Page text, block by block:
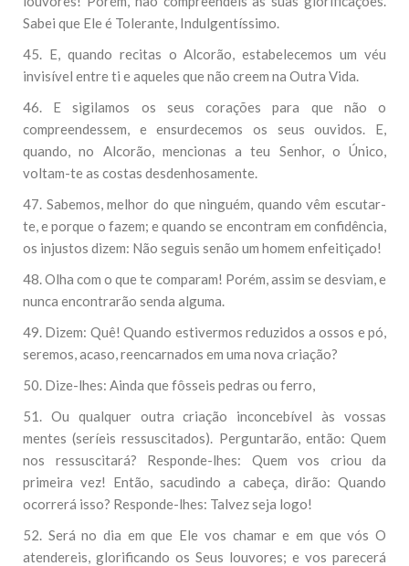
Sabei que Ele é Tolerante, Indulgentíssimo.
45. E, quando recitas o Alcorão, estabelecemos um véu
invisível entre ti e aqueles que não creem na Outra Vida.
46. E sigilamos os seus corações para que não o
compreendessem, e ensurdecemos os seus ouvidos. E,
quando, no Alcorão, mencionas a teu Senhor, o Único,
voltam-te as costas desdenhosamente.
47. Sabemos, melhor do que ninguém, quando vêm escutar-
te, e porque o fazem; e quando se encontram em confidência,
os injustos dizem: Não seguis senão um homem enfeitiçado!
48. Olha com o que te comparam! Porém, assim se desviam, e
nunca encontrarão senda alguma.
49. Dizem: Quê! Quando estivermos reduzidos a ossos e pó,
seremos, acaso, reencarnados em uma nova criação?
50. Dize-lhes: Ainda que fôsseis pedras ou ferro,
51. Ou qualquer outra criação inconcebível às vossas
mentes (seríeis ressuscitados). Perguntarão, então: Quem
nos ressuscitará? Responde-lhes: Quem vos criou da
primeira vez! Então, sacudindo a cabeça, dirão: Quando
ocorrerá isso? Responde-lhes: Talvez seja logo!
52. Será no dia em que Ele vos chamar e em que vós O
atendereis, glorificando os Seus louvores; e vos parecerá